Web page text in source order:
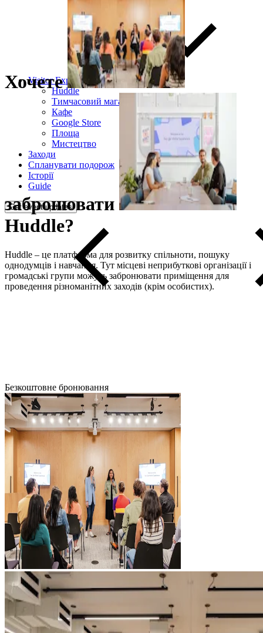
Visitor Experience
Huddle
Тимчасовий магазин
Кафе
Google Store
Площа
Мистецтво
Заходи
Спланувати подорож
Історії
Guide
Get event updates
Хочете
забронювати
Huddle?
Huddle – це платформа для розвитку спільноти, пошуку
однодумців і навчання. Тут місцеві неприбуткові організації і
громадські групи можуть забронювати приміщення для
проведення різноманітних заходів (крім особистих).
Безкоштовне бронювання